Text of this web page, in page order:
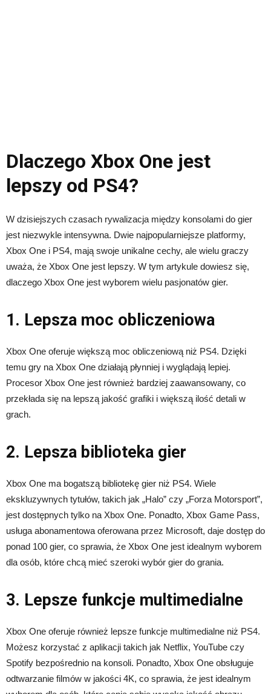
Dlaczego Xbox One jest
lepszy od PS4?
W dzisiejszych czasach rywalizacja między konsolami do gier
jest niezwykle intensywna. Dwie najpopularniejsze platformy,
Xbox One i PS4, mają swoje unikalne cechy, ale wielu graczy
uważa, że Xbox One jest lepszy. W tym artykule dowiesz się,
dlaczego Xbox One jest wyborem wielu pasjonatów gier.
1. Lepsza moc obliczeniowa
Xbox One oferuje większą moc obliczeniową niż PS4. Dzięki
temu gry na Xbox One działają płynniej i wyglądają lepiej.
Procesor Xbox One jest również bardziej zaawansowany, co
przekłada się na lepszą jakość grafiki i większą ilość detali w
grach.
2. Lepsza biblioteka gier
Xbox One ma bogatszą bibliotekę gier niż PS4. Wiele
ekskluzywnych tytułów, takich jak „Halo” czy „Forza Motorsport”,
jest dostępnych tylko na Xbox One. Ponadto, Xbox Game Pass,
usługa abonamentowa oferowana przez Microsoft, daje dostęp do
ponad 100 gier, co sprawia, że Xbox One jest idealnym wyborem
dla osób, które chcą mieć szeroki wybór gier do grania.
3. Lepsze funkcje multimedialne
Xbox One oferuje również lepsze funkcje multimedialne niż PS4.
Możesz korzystać z aplikacji takich jak Netflix, YouTube czy
Spotify bezpośrednio na konsoli. Ponadto, Xbox One obsługuje
odtwarzanie filmów w jakości 4K, co sprawia, że jest idealnym